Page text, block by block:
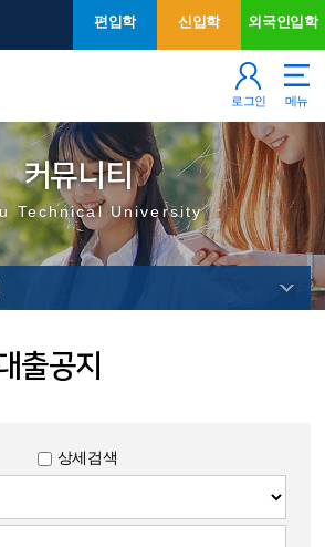
주메뉴
본문 바로가기
편입학 신입학 외국인입학
로그인 메뉴
커뮤니티
Technical University
출공지
상세검색